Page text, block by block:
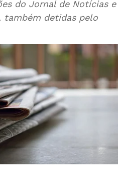
do Jornal de Notícias e
também detidas pelo